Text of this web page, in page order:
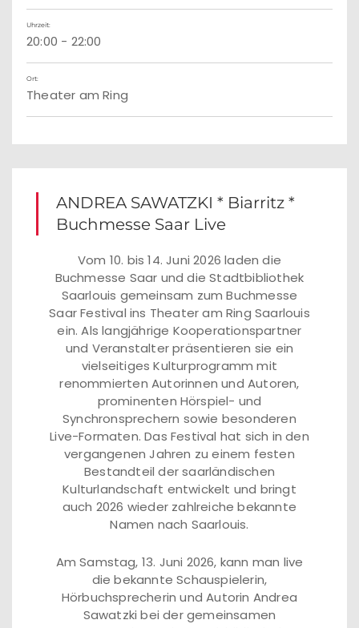
Uhrzeit:
20:00 - 22:00
Ort:
Theater am Ring
ANDREA SAWATZKI * Biarritz *
Buchmesse Saar Live
Vom 10. bis 14. Juni 2026 laden die
Buchmesse Saar und die Stadtbibliothek
Saarlouis gemeinsam zum Buchmesse
Saar Festival ins Theater am Ring Saarlouis
ein. Als langjährige Kooperationspartner
und Veranstalter präsentieren sie ein
vielseitiges Kulturprogramm mit
renommierten Autorinnen und Autoren,
prominenten Hörspiel- und
Synchronsprechern sowie besonderen
Live-Formaten. Das Festival hat sich in den
vergangenen Jahren zu einem festen
Bestandteil der saarländischen
Kulturlandschaft entwickelt und bringt
auch 2026 wieder zahlreiche bekannte
Namen nach Saarlouis.
Am Samstag, 13. Juni 2026, kann man live
die bekannte Schauspielerin,
Hörbuchsprecherin und Autorin Andrea
Sawatzki bei der gemeinsamen